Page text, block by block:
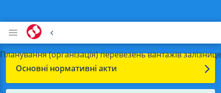
Планування (організація) перевезень вантажів
Основні нормативні акти